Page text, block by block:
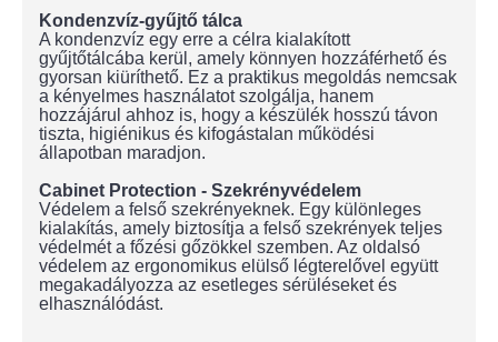
Kondenzvíz-gyűjtő tálca
A kondenzvíz egy erre a célra kialakított
gyűjtőtálcába kerül, amely könnyen hozzáférhető és
gyorsan kiüríthető. Ez a praktikus megoldás nemcsak
a kényelmes használatot szolgálja, hanem
hozzájárul ahhoz is, hogy a készülék hosszú távon
tiszta, higiénikus és kifogástalan működési
állapotban maradjon.
Cabinet Protection - Szekrényvédelem
Védelem a felső szekrényeknek. Egy különleges
kialakítás, amely biztosítja a felső szekrények teljes
védelmét a főzési gőzökkel szemben. Az oldalsó
védelem az ergonomikus elülső légterelővel együtt
megakadályozza az esetleges sérüléseket és
elhasználódást.